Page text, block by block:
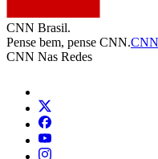
CNN Brasil.
Pense bem, pense CNN.
CNN Nas Redes